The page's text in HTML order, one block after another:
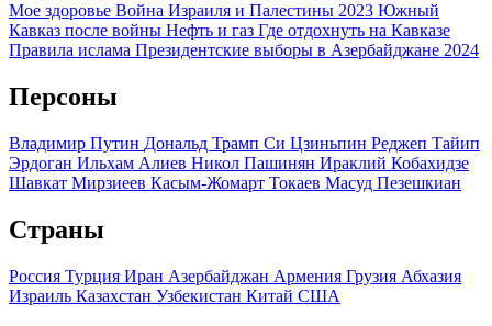
Мое здоровье Война Израиля и Палестины 2023 Южный
Кавказ после войны Нефть и газ Где отдохнуть на Кавказе
Правила ислама Президентские выборы в Азербайджане 2024
Персоны
Владимир Путин Дональд Трамп Си Цзиньпин Реджеп Тайип
Эрдоган Ильхам Алиев Никол Пашинян Ираклий Кобахидзе
Шавкат Мирзиеев Касым-Жомарт Токаев Масуд Пезешкиан
Страны
Россия Турция Иран Азербайджан Армения Грузия Абхазия
Израиль Казахстан Узбекистан Китай США